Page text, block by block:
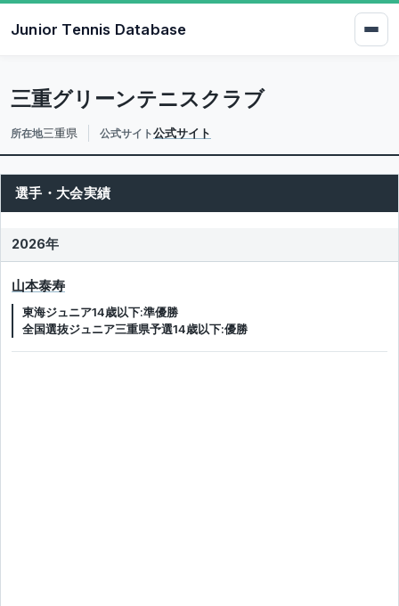
Junior Tennis Database
三重グリーンテニスクラブ
所在地三重県 公式サイト公式サイト
選手・大会実績
2026年
山本泰寿
東海ジュニア14歳以下:準優勝
全国選抜ジュニア三重県予選14歳以下:優勝